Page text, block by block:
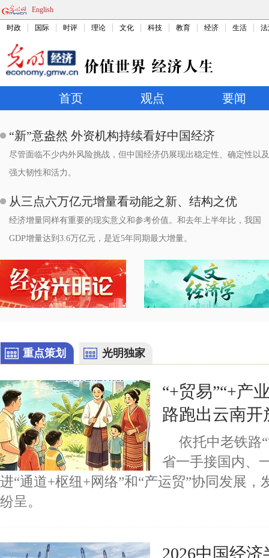
English
时政 国际 时评 理论 文化 科技 教育 经济 生活
首页 观点 要闻
“新”意盎然 外资机构持续看好中国经济
尽管面临不少内外风险挑战，但中国经济仍展现出稳定性、确定性以及
强大韧性和活力。
从三点六万亿元增量看动能之新、结构之优
经济增量同样有重要的现实意义和参考价值。和去年上半年比，我国
GDP增量达到3.6万亿元，是近5年同期最大增量。
深圳畅通“科技-产业-金融”良性循环
重点策划 光明独家
“+贸易”“+产
路跑出云南开
依托中老铁路
省一手接国内、
进“通道+枢纽+网络”和“产运贸”协同发展，
纷呈。
2026中国经